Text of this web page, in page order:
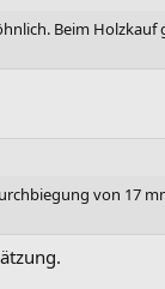
Beim
von 17